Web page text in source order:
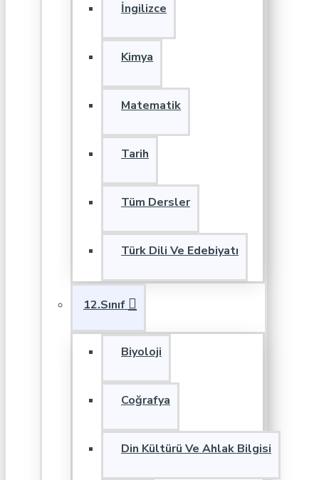
İngilizce
Kimya
Matematik
Tarih
Tüm Dersler
Türk Dili Ve Edebiyatı
12.Sınıf
Biyoloji
Coğrafya
Din Kültürü Ve Ahlak Bilgisi